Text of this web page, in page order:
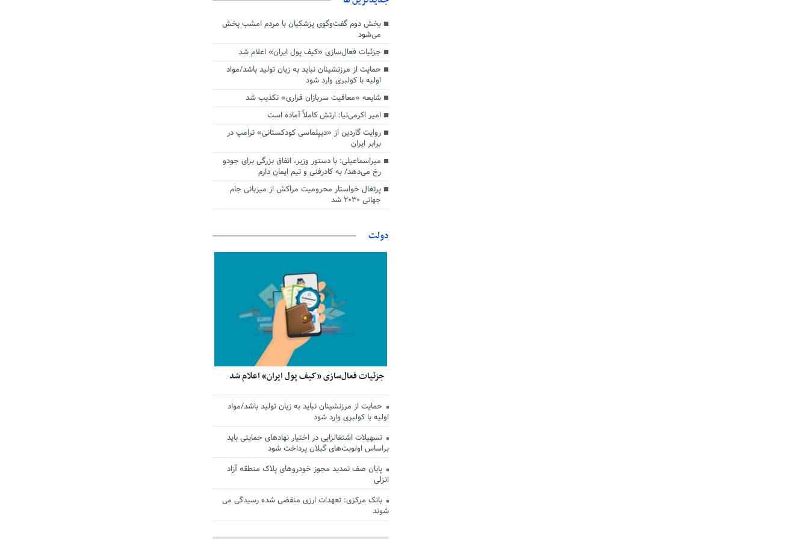
بخش دوم گفت‌وگوی پزشکیان با مردم امشب پخش
می‌شود
جزئیات فعال‌سازی «کیف پول ایران» اعلام شد
حمایت از مرزنشینان نباید به زیان تولید باشد/مواد
اولیه با کولبری وارد شود
شایعه «معافیت سربازان فراری» تکذیب شد
امیر اکرمی‌نیا: ارتش کاملاً آماده است
روایت گاردین از «دیپلماسی کودکستانی» ترامپ در
برابر ایران
میراسماعیلی: با دستور وزیر، اتفاق بزرگی برای جودو
رخ می‌دهد/ به کادرفنی و تیم ایمان دارم
پرتغال خواستار محرومیت مراکش از میزبانی جام
جهانی ۲۰۳۰ شد
دولت
جزئیات فعال‌سازی «کیف پول ایران» اعلام شد
حمایت از مرزنشینان نباید به زیان تولید باشد/مواد
اولیه با کولبری وارد شود
تسهیلات اشتغالزایی در اختیار نهادهای حمایتی باید
براساس اولویت‌های گیلان پرداخت شود
پایان صف تمدید مجوز خودروهای پلاک منطقه آزاد
انزلی
بانک مرکزی: تعهدات ارزی منقضی شده رسیدگی می
شوند